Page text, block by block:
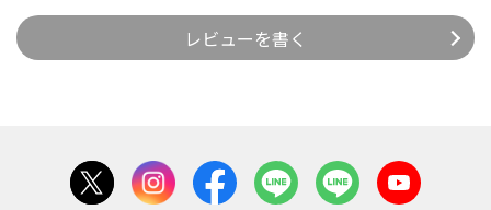
レビューを書く